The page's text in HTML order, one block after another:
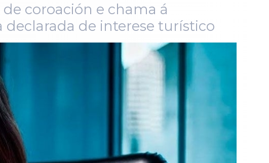
coroación e chama á
declarada de interese turístico